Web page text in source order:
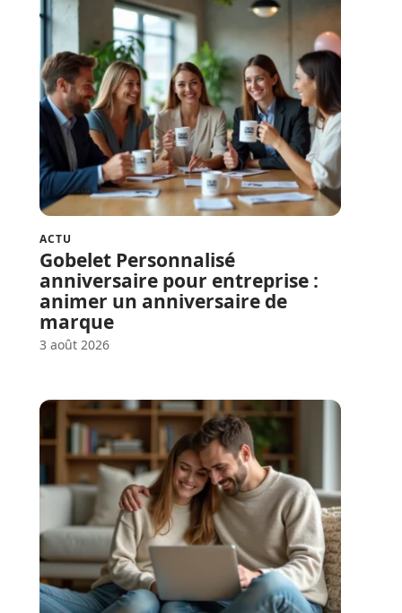
ACTU
Gobelet Personnalisé
anniversaire pour entreprise :
animer un anniversaire de
marque
3 août 2026